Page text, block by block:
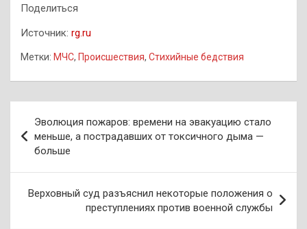
Поделиться
Источник: rg.ru
Метки: МЧС, Происшествия, Стихийные бедствия
по
записям
Эволюция пожаров: времени на эвакуацию стало
меньше, а пострадавших от токсичного дыма —
больше
Верховный суд разъяснил некоторые положения о
преступлениях против военной службы